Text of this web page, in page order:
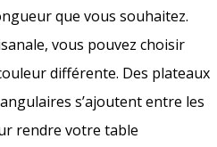
que vous souhaitez.
vous pouvez choisir
différente. Des plateaux
s’ajoutent entre les
rendre votre table